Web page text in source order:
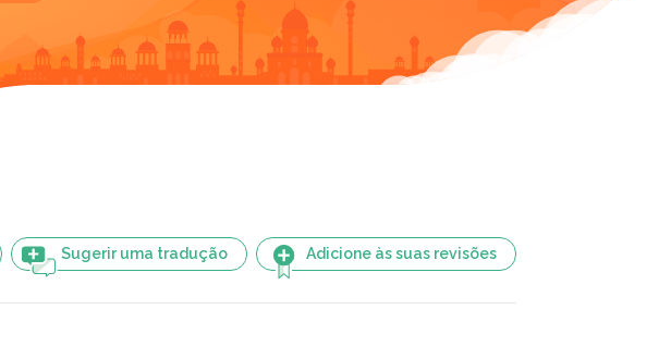
Sugerir uma tradução Adicione às suas revisões